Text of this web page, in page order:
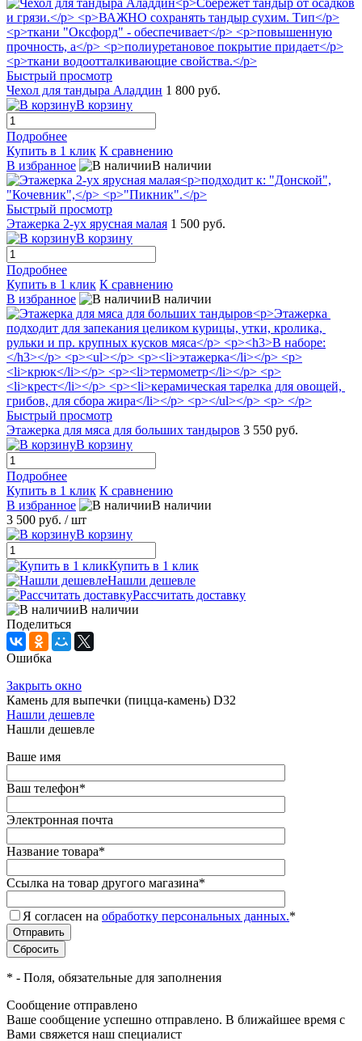
Быстрый просмотр
Чехол для тандыра Аладдин 1 800 руб.
В корзину
Подробнее
Купить в 1 клик К сравнению
В избранное
В наличии
Быстрый просмотр
Этажерка 2-ух ярусная малая 1 500 руб.
В корзину
Подробнее
Купить в 1 клик К сравнению
В избранное
В наличии
Быстрый просмотр
Этажерка для мяса для больших тандыров 3 550 руб.
В корзину
Подробнее
Купить в 1 клик К сравнению
В избранное
В наличии
3 500 руб. / шт
В корзину
Купить в 1 клик
Нашли дешевле
Рассчитать доставку
В наличии
Поделиться
Ошибка
Закрыть окно
Камень для выпечки (пицца-камень) D32
Нашли дешевле
Нашли дешевле
Ваше имя
Ваш телефон*
Электронная почта
Название товара*
Ссылка на товар другого магазина*
Я согласен на обработку персональных данных.*
* - Поля, обязательные для заполнения
Сообщение отправлено
Ваше сообщение успешно отправлено. В ближайшее время с
Вами свяжется наш специалист